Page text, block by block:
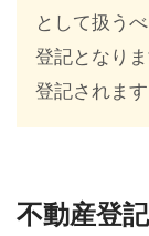
として扱う
登記となり
登記されます
不動産登